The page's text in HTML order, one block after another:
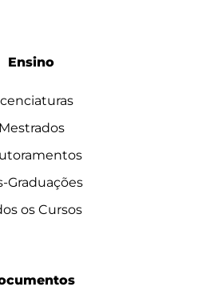
Ensino
Mestrados
Graduações
os Cursos